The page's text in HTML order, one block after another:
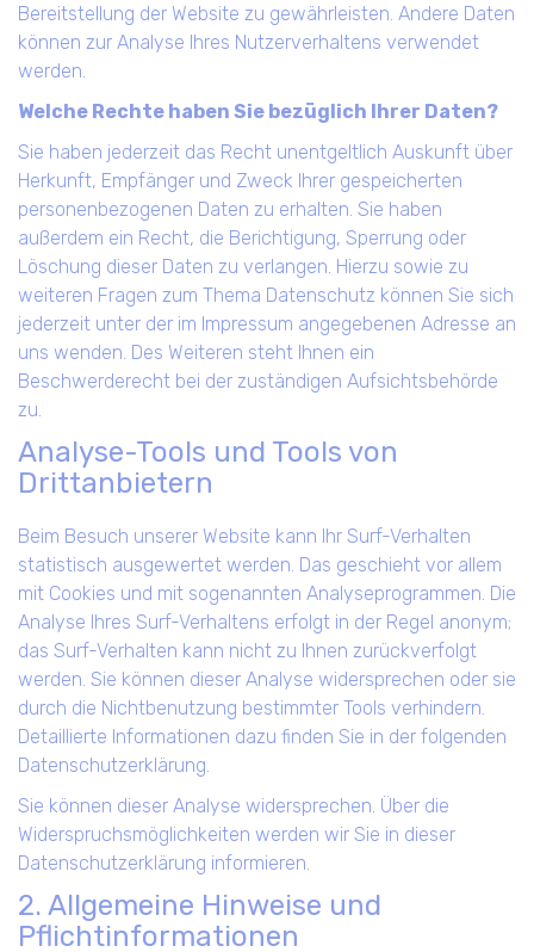
Bereitstellung der Website zu gewährleisten. Andere Daten
können zur Analyse Ihres Nutzerverhaltens verwendet
werden.
Welche Rechte haben Sie bezüglich Ihrer Daten?
Sie haben jederzeit das Recht unentgeltlich Auskunft über
Herkunft, Empfänger und Zweck Ihrer gespeicherten
personenbezogenen Daten zu erhalten. Sie haben
außerdem ein Recht, die Berichtigung, Sperrung oder
Löschung dieser Daten zu verlangen. Hierzu sowie zu
weiteren Fragen zum Thema Datenschutz können Sie sich
jederzeit unter der im Impressum angegebenen Adresse an
uns wenden. Des Weiteren steht Ihnen ein
Beschwerderecht bei der zuständigen Aufsichtsbehörde
zu.
Analyse-Tools und Tools von
Drittanbietern
Beim Besuch unserer Website kann Ihr Surf-Verhalten
statistisch ausgewertet werden. Das geschieht vor allem
mit Cookies und mit sogenannten Analyseprogrammen. Die
Analyse Ihres Surf-Verhaltens erfolgt in der Regel anonym;
das Surf-Verhalten kann nicht zu Ihnen zurückverfolgt
werden. Sie können dieser Analyse widersprechen oder sie
durch die Nichtbenutzung bestimmter Tools verhindern.
Detaillierte Informationen dazu finden Sie in der folgenden
Datenschutzerklärung.
Sie können dieser Analyse widersprechen. Über die
Widerspruchsmöglichkeiten werden wir Sie in dieser
Datenschutzerklärung informieren.
2. Allgemeine Hinweise und
Pflichtinformationen